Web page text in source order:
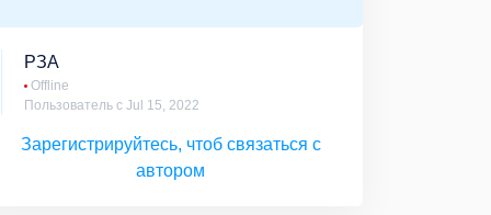
РЗА
Offline
Пользователь с Jul 15, 2022
Зарегистрируйтесь, чтоб связаться с
автором